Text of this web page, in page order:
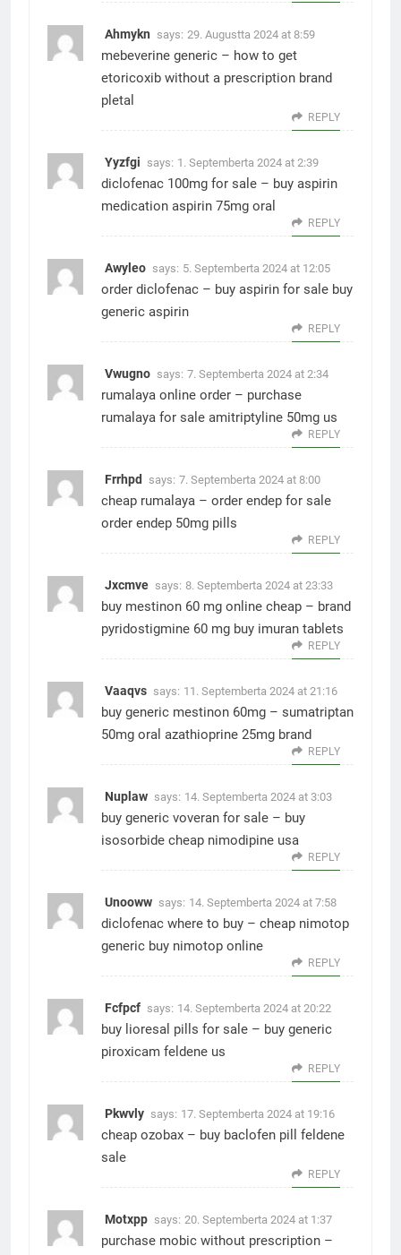
Ahmykn says: 29. Augustta 2024 at 8:59
mebeverine generic – how to get
etoricoxib without a prescription brand
pletal
REPLY
Yyzfgi says: 1. Septemberta 2024 at 2:39
diclofenac 100mg for sale – buy aspirin
medication aspirin 75mg oral
REPLY
Awyleo says: 5. Septemberta 2024 at 12:05
order diclofenac – buy aspirin for sale buy
generic aspirin
REPLY
Vwugno says: 7. Septemberta 2024 at 2:34
rumalaya online order – purchase
rumalaya for sale amitriptyline 50mg us
REPLY
Frrhpd says: 7. Septemberta 2024 at 8:00
cheap rumalaya – order endep for sale
order endep 50mg pills
REPLY
Jxcmve says: 8. Septemberta 2024 at 23:33
buy mestinon 60 mg online cheap – brand
pyridostigmine 60 mg buy imuran tablets
REPLY
Vaaqvs says: 11. Septemberta 2024 at 21:16
buy generic mestinon 60mg – sumatriptan
50mg oral azathioprine 25mg brand
REPLY
Nuplaw says: 14. Septemberta 2024 at 3:03
buy generic voveran for sale – buy
isosorbide cheap nimodipine usa
REPLY
Unooww says: 14. Septemberta 2024 at 7:58
diclofenac where to buy – cheap nimotop
generic buy nimotop online
REPLY
Fcfpcf says: 14. Septemberta 2024 at 20:22
buy lioresal pills for sale – buy generic
piroxicam feldene us
REPLY
Pkwvly says: 17. Septemberta 2024 at 19:16
cheap ozobax – buy baclofen pill
feldene
sale
REPLY
Motxpp says: 20. Septemberta 2024 at 1:37
purchase mobic without prescription –